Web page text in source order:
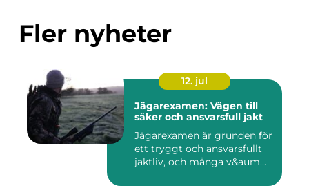
Fler nyheter
12. jul
Jägarexamen: Vägen till
säker och ansvarsfull jakt
Jägarexamen är grunden för
ett tryggt och ansvarsfullt
jaktliv, och många v&aum...